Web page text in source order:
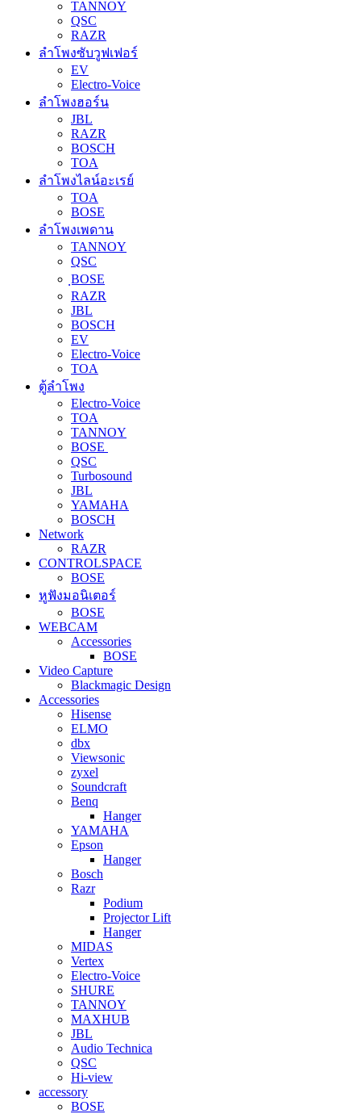
TANNOY
QSC
RAZR
ลำโพงซับวูฟเฟอร์
EV
Electro-Voice
ลำโพงฮอร์น
JBL
RAZR
BOSCH
TOA
ลำโพงไลน์อะเรย์
TOA
BOSE
ลำโพงเพดาน
TANNOY
QSC
ฺBOSE
RAZR
JBL
BOSCH
EV
Electro-Voice
TOA
ตู้ลำโพง
Electro-Voice
TOA
TANNOY
BOSE
QSC
Turbosound
JBL
YAMAHA
BOSCH
Network
RAZR
CONTROLSPACE
BOSE
หูฟังมอนิเตอร์
BOSE
WEBCAM
Accessories
BOSE
Video Capture
Blackmagic Design
Accessories
Hisense
ELMO
dbx
Viewsonic
zyxel
Soundcraft
Benq
Hanger
YAMAHA
Epson
Hanger
Bosch
Razr
Podium
Projector Lift
Hanger
MIDAS
Vertex
Electro-Voice
SHURE
TANNOY
MAXHUB
JBL
Audio Technica
QSC
Hi-view
accessory
BOSE